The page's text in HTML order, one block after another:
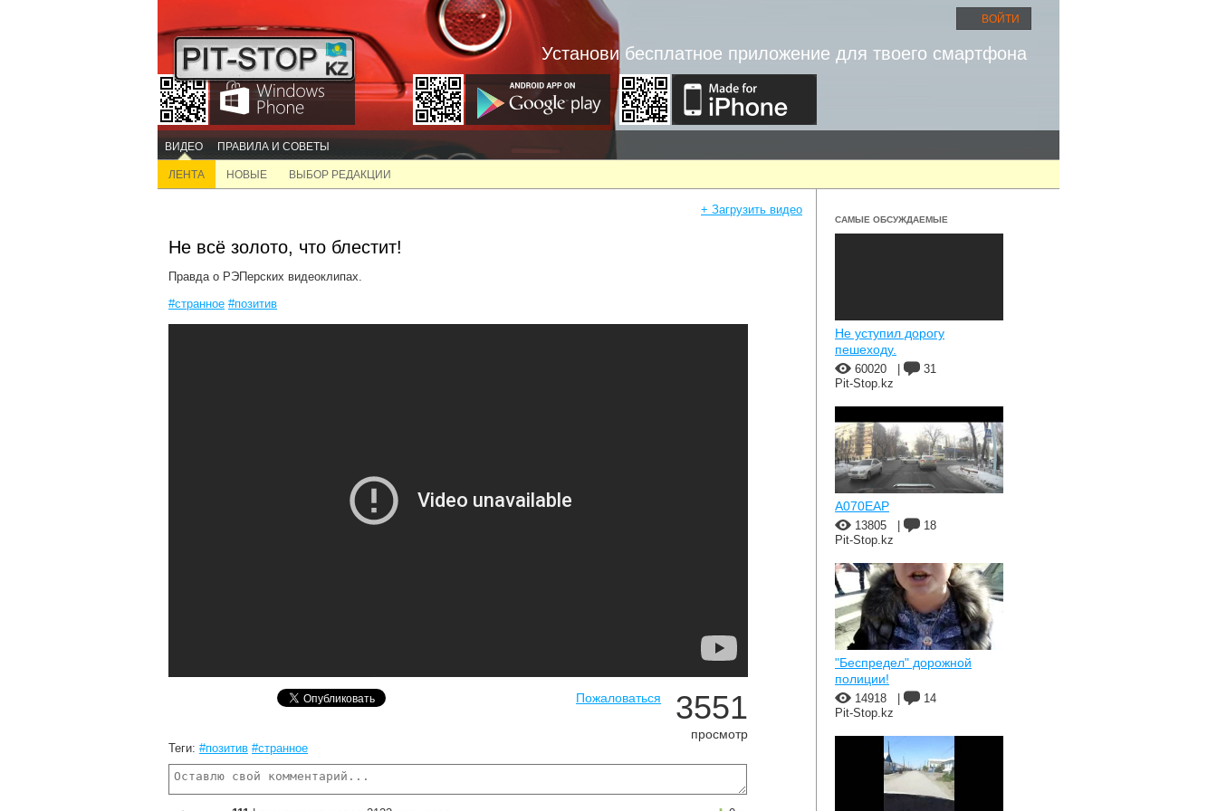
ВОЙТИ
Установи бесплатное приложение для твоего смартфона
ВИДЕО ПРАВИЛА И СОВЕТЫ
ЛЕНТА НОВЫЕ ВЫБОР РЕДАКЦИИ
+ Загрузить видео
Не всё золото, что блестит!
Правда о РЭПерских видеоклипах.
#странное #позитив
Пожаловаться 3551
просмотр
Теги: #позитив #странное
САМЫЕ ОБСУЖДАЕМЫЕ
Не уступил дорогу
пешеходу.
60020
31
Pit-Stop.kz
A070EAP
13805
18
Pit-Stop.kz
"Беспредел" дорожной
полиции!
14918
14
Pit-Stop.kz